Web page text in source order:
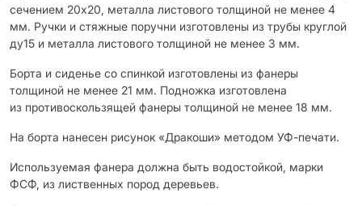
сечением 20х20, металла листового толщиной не менее 4
мм. Ручки и стяжные поручни изготовлены из трубы круглой
ду15 и металла листового толщиной не менее 3 мм.
Борта и сиденье со спинкой изготовлены из фанеры
толщиной не менее 21 мм. Подножка изготовлена
из противоскользящей фанеры толщиной не менее 18 мм.
На борта нанесен рисунок «Дракоши» методом УФ-печати.
Используемая фанера должна быть водостойкой, марки
ФСФ, из лиственных пород деревьев.